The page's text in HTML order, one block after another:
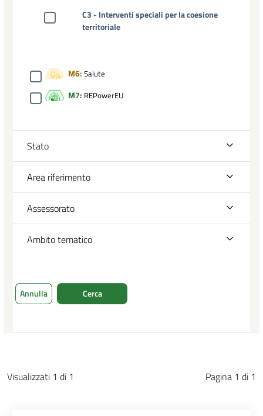
C3 - Interventi speciali per la coesione
territoriale
M6: Salute
M7: REPowerEU
Stato
Area riferimento
Assessorato
Ambito tematico
Annulla Cerca
Visualizzati 1 di 1 Pagina 1 di 1